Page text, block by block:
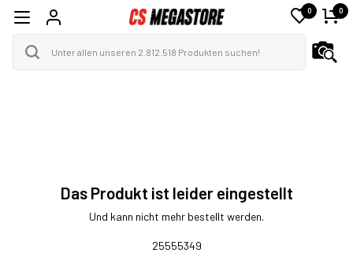
0 0
Das Produkt ist leider eingestellt
Und kann nicht mehr bestellt werden.
25555349